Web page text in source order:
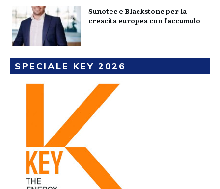
Sunotec e Blackstone per la
crescita europea con l’accumulo
SPECIALE KEY 2026